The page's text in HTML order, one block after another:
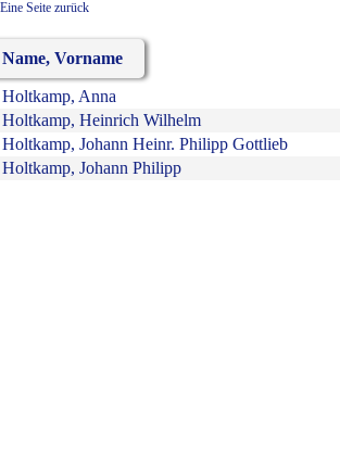
Eine Seite zurück
Name, Vorname
Holtkamp, Anna
Holtkamp, Heinrich Wilhelm
Holtkamp, Johann Heinr. Philipp Gottlieb
Holtkamp, Johann Philipp